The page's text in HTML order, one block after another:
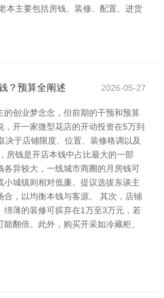
本主要包括房钱、装修、配置、进货
？预算全阐述 2026-05-27
的创业梦念念，但前期的干预和预算
开一家微型花店的开动投资在5万到
决于店铺限度、位置、装修格调以及
房钱是开店本钱中占比最大的一部
各异较大，一线城市商圈的月房钱可
小城镇则相对低廉。提议选拔东谈主
合，以均衡本钱与客源。 其次，店铺
绵薄的装修可摈弃在1万至3万元，若
翻倍。此外，购买开采如冷藏柜、